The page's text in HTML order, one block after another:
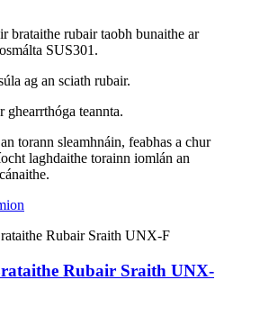
brataithe rubair taobh bunaithe ar
SUS301.
ag an sciath rubair.
ghearrthóga teannta.
torann sleamhnáin, feabhas a chur
laghdaithe torainn iomlán an
Rubair Sraith UNX-